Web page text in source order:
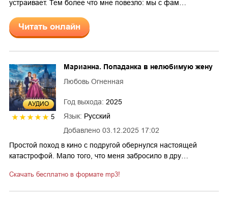
устраивает. Тем более что мне повезло: мы с фам…
Читать онлайн
AУДИО
5
Добавлено 03.12.2025 17:02
Марианна. Попаданка в нелюбимую жену
Любовь Огненная
Год выхода: 2025
Язык: Русский
Простой поход в кино с подругой обернулся настоящей
катастрофой. Мало того, что меня забросило в дру…
Скачать бесплатно в формате mp3!